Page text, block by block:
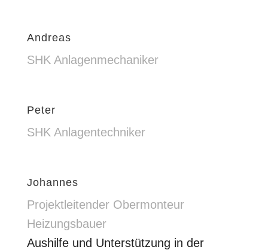
Andreas
SHK Anlagenmechaniker
Peter
SHK Anlagentechniker
Johannes
Projektleitender Obermonteur
Heizungsbauer
Aushilfe und Unterstützung in der